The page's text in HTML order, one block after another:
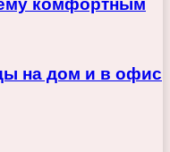
комфортным
на дом и в офис